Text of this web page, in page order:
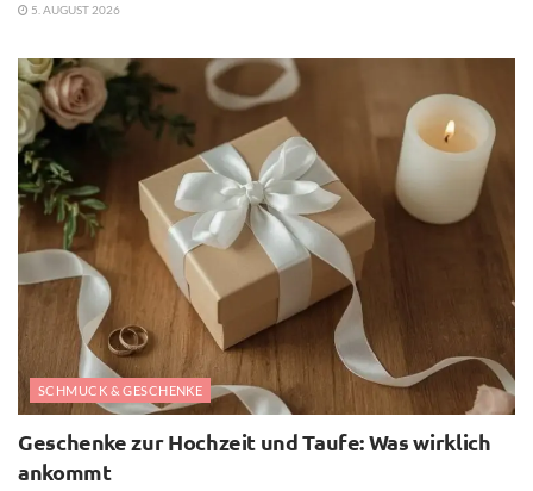
5. AUGUST 2026
SCHMUCK & GESCHENKE
Geschenke zur Hochzeit und Taufe: Was wirklich
ankommt